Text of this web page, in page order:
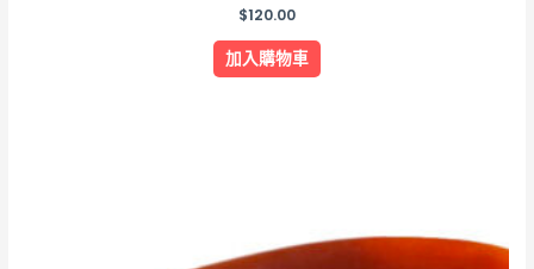
$120.00
加入購物車